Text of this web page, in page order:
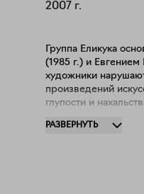
2007 г.
Группа Еликука
(1985 г.) и
художники
произведений
глупости и
инсталляциям:
РАЗВЕРНУТЬ